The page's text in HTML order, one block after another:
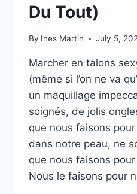
Du Tout)
By Ines Martin July 5,
Marcher en talons
(même si l’on ne va
un maquillage
soignés, de jolis
que nous faisons
dans notre peau, ne
que nous faisons
Nous le faisons pour